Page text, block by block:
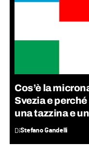
Cos’è la
Svezia e
una tazzina e
DiStefano Gandelli